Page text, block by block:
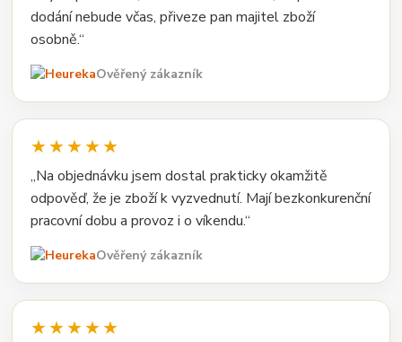
dodání nebude včas, přiveze pan majitel zboží
osobně.“
Ověřený zákazník
★★★★★
„Na objednávku jsem dostal prakticky okamžitě
odpověď, že je zboží k vyzvednutí. Mají bezkonkurenční
pracovní dobu a provoz i o víkendu.“
Ověřený zákazník
★★★★★